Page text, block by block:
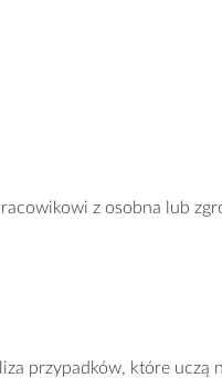
z osobna lub
przypadków, które uczą